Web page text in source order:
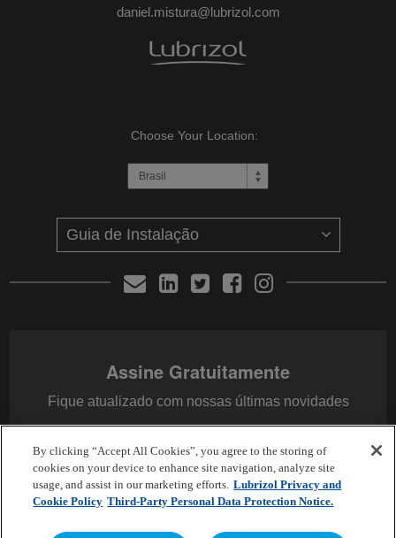
daniel.mistura@lubrizol.com
Choose Your Location:
Assine Gratuitamente
Fique atualizado com nossas últimas novidades
E-mail*
By clicking “Accept All Cookies”, you agree to the storing of
cookies on your device to enhance site navigation, analyze site
usage, and assist in our marketing efforts. Lubrizol Privacy and
Cookie Policy Third-Party Personal Data Protection Notice.